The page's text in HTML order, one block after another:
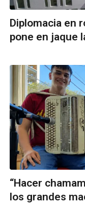
Diplomacia en
pone en jaque
“Hacer
los grandes